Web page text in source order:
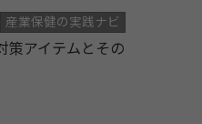
産業保健の実践ナビ
策アイテムとその